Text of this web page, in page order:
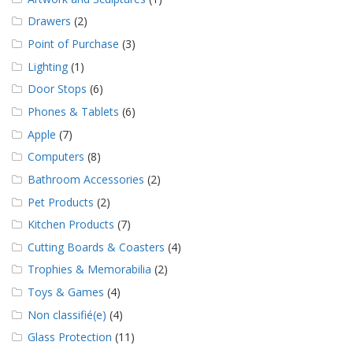
z
a
e
c
n
o
s
Drawers (2)
Point of Purchase (3)
Lighting (1)
Door Stops (6)
Phones & Tablets (6)
Apple (7)
Computers (8)
Bathroom Accessories (2)
Pet Products (2)
Kitchen Products (7)
Cutting Boards & Coasters (4)
Trophies & Memorabilia (2)
Toys & Games (4)
Non classifié(e) (4)
Glass Protection (11)